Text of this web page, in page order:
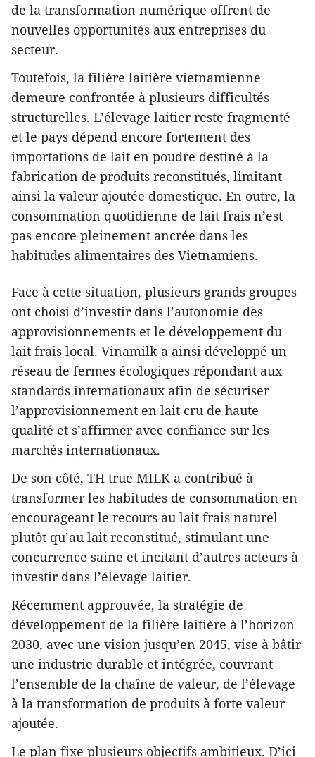
de la transformation numérique offrent de
nouvelles opportunités aux entreprises du
secteur.
Toutefois, la filière laitière vietnamienne
demeure confrontée à plusieurs difficultés
structurelles. L’élevage laitier reste fragmenté
et le pays dépend encore fortement des
importations de lait en poudre destiné à la
fabrication de produits reconstitués, limitant
ainsi la valeur ajoutée domestique. En outre, la
consommation quotidienne de lait frais n’est
pas encore pleinement ancrée dans les
habitudes alimentaires des Vietnamiens.
Face à cette situation, plusieurs grands groupes
ont choisi d’investir dans l’autonomie des
approvisionnements et le développement du
lait frais local. Vinamilk a ainsi développé un
réseau de fermes écologiques répondant aux
standards internationaux afin de sécuriser
l’approvisionnement en lait cru de haute
qualité et s’affirmer avec confiance sur les
marchés internationaux.
De son côté, TH true MILK a contribué à
transformer les habitudes de consommation en
encourageant le recours au lait frais naturel
plutôt qu’au lait reconstitué, stimulant une
concurrence saine et incitant d’autres acteurs à
investir dans l’élevage laitier.
Récemment approuvée, la stratégie de
développement de la filière laitière à l’horizon
2030, avec une vision jusqu’en 2045, vise à bâtir
une industrie durable et intégrée, couvrant
l’ensemble de la chaîne de valeur, de l’élevage
à la transformation de produits à forte valeur
ajoutée.
Le plan fixe plusieurs objectifs ambitieux. D’ici